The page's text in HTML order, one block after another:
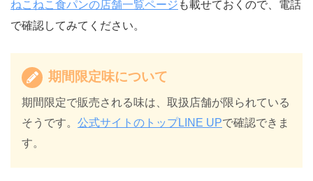
ねこねこ食パンの店舗一覧ページ も載せておくので、電話
で確認してみてください。
期間限定味について
期間限定で販売される味は、取扱店舗が限られている
そうです。 公式サイトのトップLINE UPで確認できま
す。